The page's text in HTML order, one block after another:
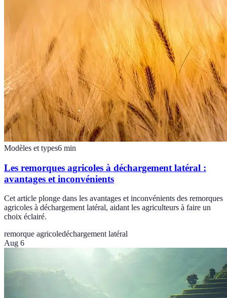
Modèles et types6 min
Les remorques agricoles à déchargement latéral :
avantages et inconvénients
Cet article plonge dans les avantages et inconvénients des remorques
agricoles à déchargement latéral, aidant les agriculteurs à faire un
choix éclairé.
remorque agricoledéchargement latéral
Aug 6